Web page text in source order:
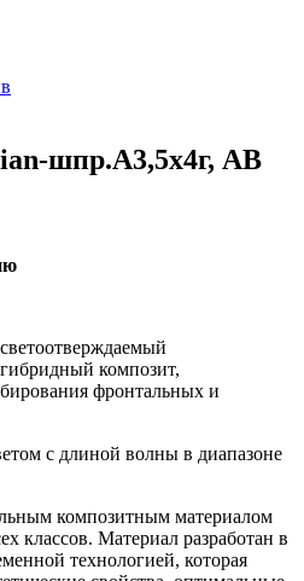
шпр.А3,5х4г, AB
композит,
фронтальных и
с длиной волны в диапазоне
композитным материалом
классов. Материал разработан в
технологией, которая